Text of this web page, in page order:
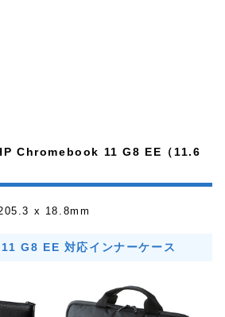
Chromebook 11 G8 EE（11.6
x 18.8mm
G8 EE 対応インナーケース